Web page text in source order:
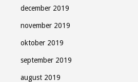
december 2019
november 2019
oktober 2019
september 2019
august 2019